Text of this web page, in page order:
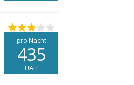
pro Nacht
435
UAH